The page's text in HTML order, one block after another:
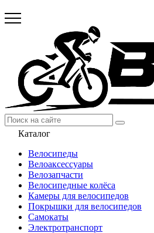
Каталог
Велосипеды
Велоаксессуары
Велозапчасти
Велосипедные колёса
Камеры для велосипедов
Покрышки для велосипедов
Самокаты
Электротранспорт